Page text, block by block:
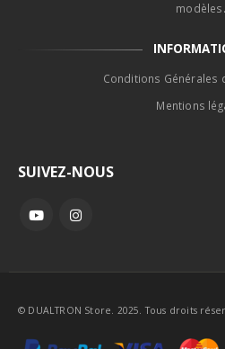
modèles.
Conditions Générales
Mentions
SUIVEZ-NOUS
© DUALTRON Store. 2025. Tous droits